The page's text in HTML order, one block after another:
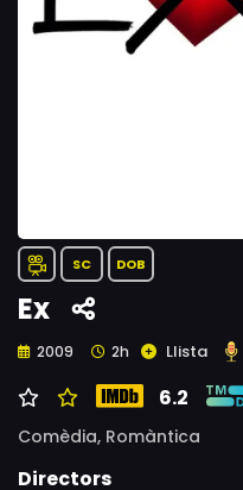
SC DOB
Ex
2009 2h Llista
6.2
Comèdia, Romàntica
Directors